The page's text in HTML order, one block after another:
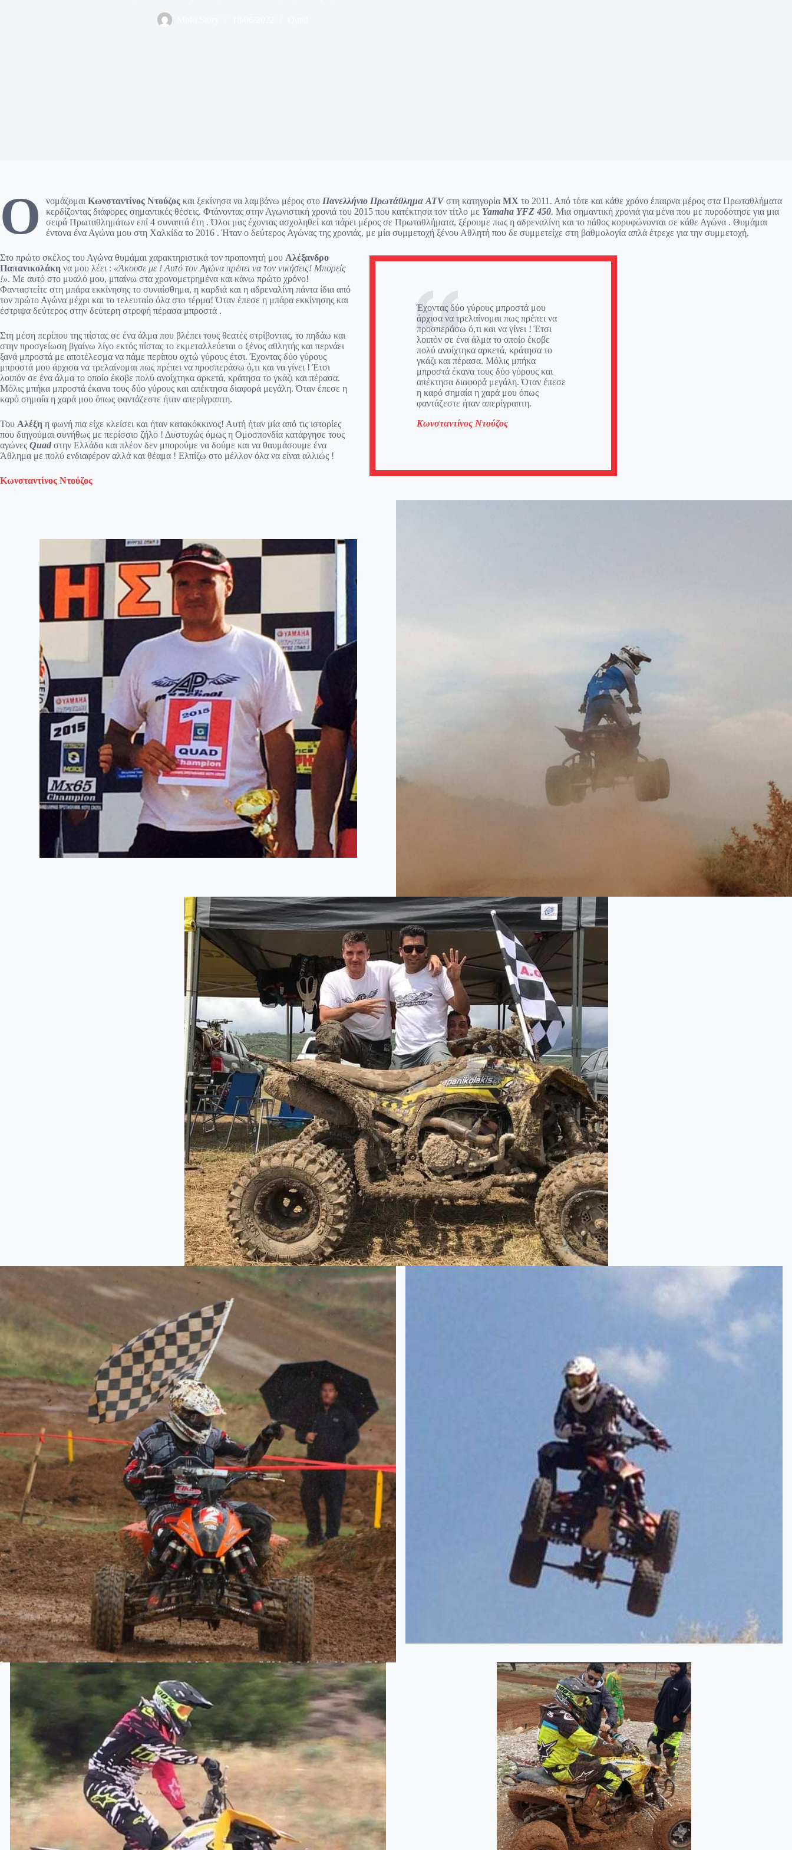
Ο νομάζομαι Κωνσταντίνος Ντούζοςκαι ξεκίνησα να λαμβάνω μέρος στο Πανελλήνιο Πρωτάθλημα ATVστη κατηγορία MX το 2011. Από τότε και κάθε χρόνο έπαιρνα μέρος στα Πρωταθλήματα
κερδίζοντας διάφορες σημαντικές θέσεις. Φτάνοντας στην Αγωνιστική χρονιά του 2015 που κατέκτησα τον τίτλο με Yamaha YFZ 450. Μια σημαντική χρονιά για μένα που με πυροδότησε για μια
σειρά Πρωταθλημάτων επί 4 συναπτά έτη . Όλοι μας έχοντας ασχοληθεί και πάρει μέρος σε Πρωταθλήματα, ξέρουμε πως η αδρεναλίνη και το πάθος κορυφώνονται σε κάθε Αγώνα . Θυμάμαι
έντονα ένα Αγώνα μου στη Χαλκίδα το 2016 . Ήταν ο δεύτερος Αγώνας της χρονιάς, με μία συμμετοχή ξένου Αθλητή που δε συμμετείχε στη βαθμολογία απλά έτρεχε για την συμμετοχή.
Έχοντας δύο γύρους μπροστά μου
άρχισα να τρελαίνομαι πως πρέπει να
προσπεράσω ό,τι και να γίνει ! Έτσι
λοιπόν σε ένα άλμα το οποίο έκοβε
πολύ ανοίχτηκα αρκετά, κράτησα το
γκάζι και πέρασα. Μόλις μπήκα
μπροστά έκανα τους δύο γύρους και
απέκτησα διαφορά μεγάλη. Όταν έπεσε
η καρό σημαία η χαρά μου όπως
φαντάζεστε ήταν απερίγραπτη.
Κωνσταντίνος Ντούζος
Στο πρώτο σκέλος του Αγώνα θυμάμαι χαρακτηριστικά τον προπονητή μου Αλέξανδρο
Παπανικολάκη να μου λέει : «Άκουσε με ! Αυτό τον Αγώνα πρέπει να τον νικήσεις! Μπορείς
!». Με αυτό στο μυαλό μου, μπαίνω στα χρονομετρημένα και κάνω πρώτο χρόνο!
Φανταστείτε στη μπάρα εκκίνησης το συναίσθημα, η καρδιά και η αδρεναλίνη πάντα ίδια από
τον πρώτο Αγώνα μέχρι και το τελευταίο όλα στο τέρμα! Όταν έπεσε η μπάρα εκκίνησης και
έστριψα δεύτερος στην δεύτερη στροφή πέρασα μπροστά .
Στη μέση περίπου της πίστας σε ένα άλμα που βλέπει τους θεατές στρίβοντας, το πηδάω και
στην προσγείωση βγαίνω λίγο εκτός πίστας το εκμεταλλεύεται ο ξένος αθλητής και περνάει
ξανά μπροστά με αποτέλεσμα να πάμε περίπου οχτώ γύρους έτσι. Έχοντας δύο γύρους
μπροστά μου άρχισα να τρελαίνομαι πως πρέπει να προσπεράσω ό,τι και να γίνει ! Έτσι
λοιπόν σε ένα άλμα το οποίο έκοβε πολύ ανοίχτηκα αρκετά, κράτησα το γκάζι και πέρασα.
Μόλις μπήκα μπροστά έκανα τους δύο γύρους και απέκτησα διαφορά μεγάλη. Όταν έπεσε η
καρό σημαία η χαρά μου όπως φαντάζεστε ήταν απερίγραπτη.
Του Αλέξη η φωνή πια είχε κλείσει και ήταν κατακόκκινος! Αυτή ήταν μία από τις ιστορίες
που διηγούμαι συνήθως με περίσσιο ζήλο ! Δυστυχώς όμως η Ομοσπονδία κατάργησε τους
αγώνες Quad στην Ελλάδα και πλέον δεν μπορούμε να δούμε και να θαυμάσουμε ένα
Άθλημα με πολύ ενδιαφέρον αλλά και θέαμα ! Ελπίζω στο μέλλον όλα να είναι αλλιώς !
Κωνσταντίνος Ντούζος